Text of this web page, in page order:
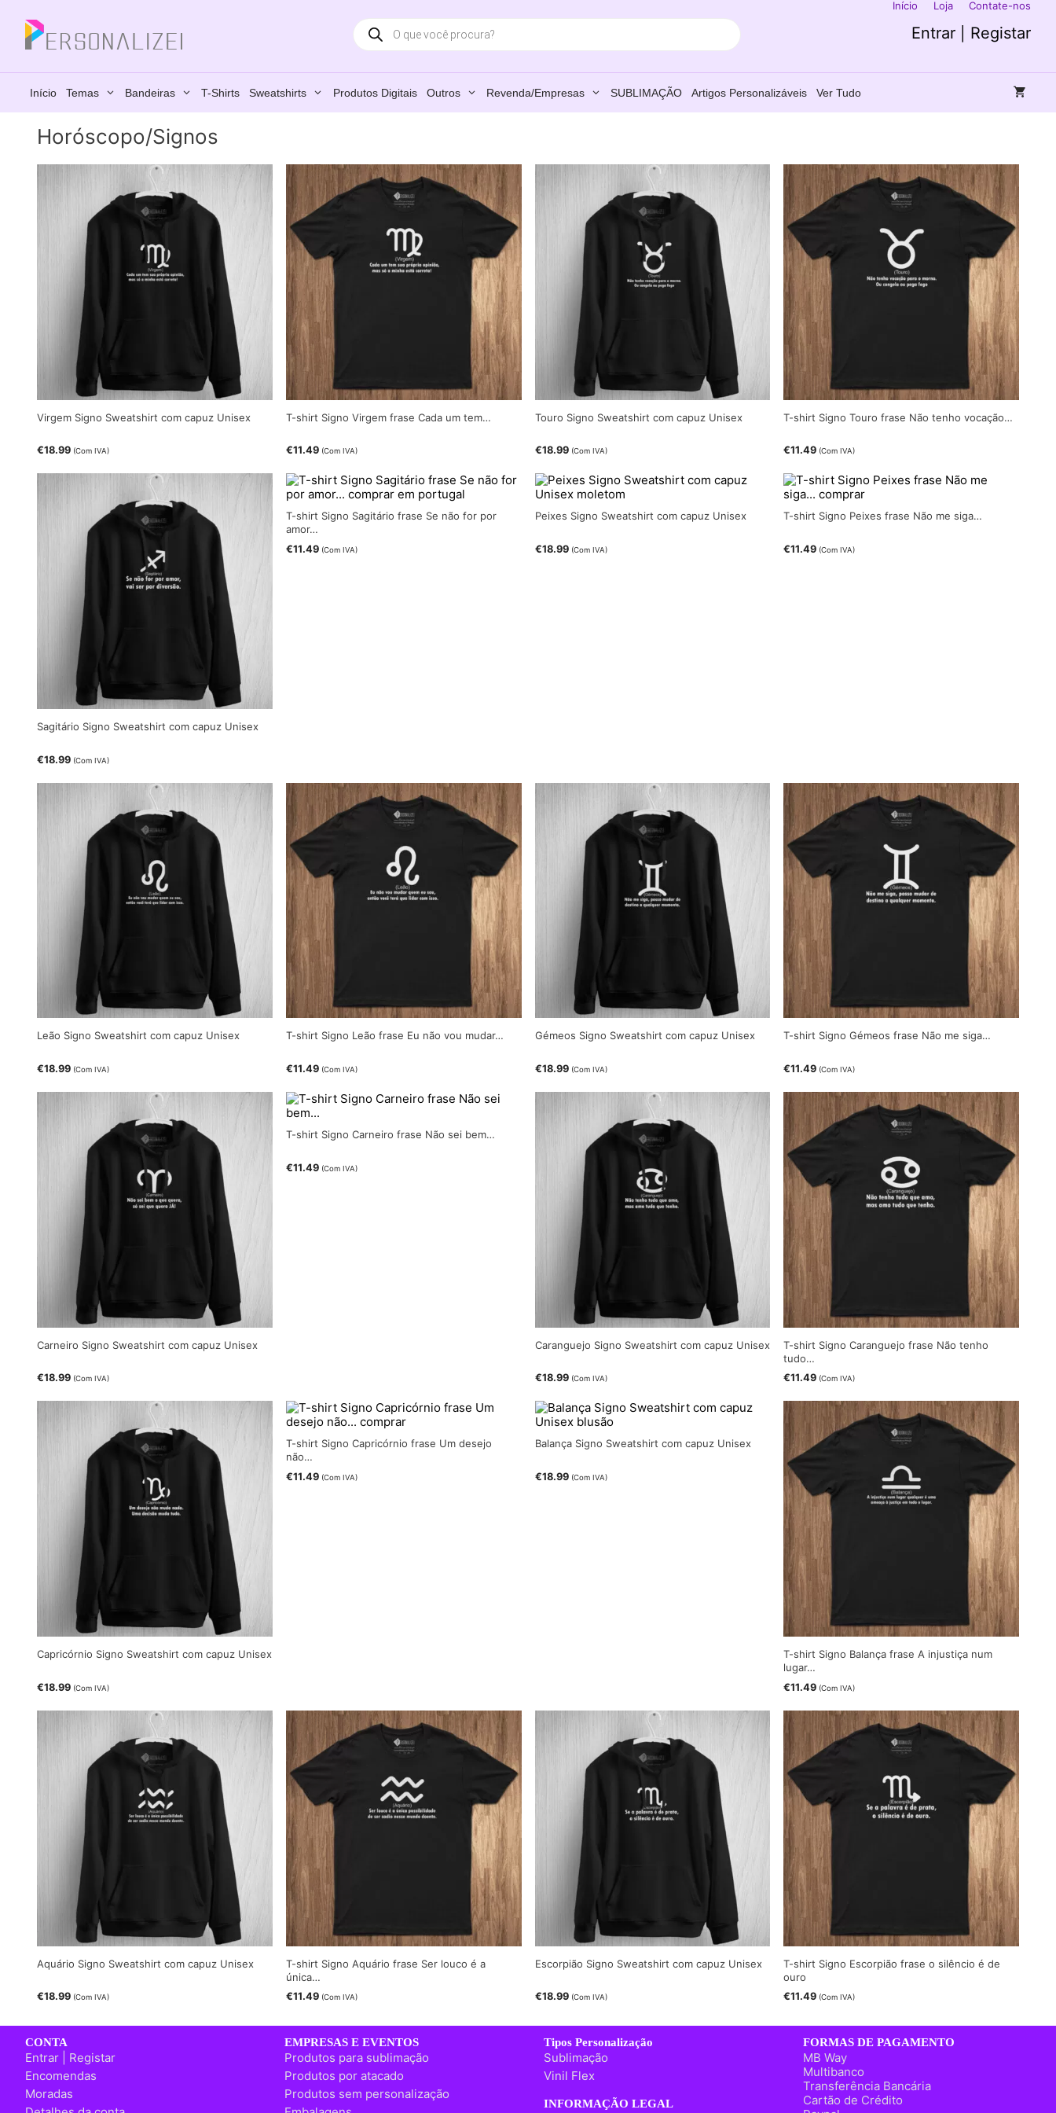
conteúdo
Início Loja Contate-nos
Entrar | Registar
Products
search
Início Temas Bandeiras T-Shirts Sweatshirts Produtos Digitais Outros Revenda/Empresas SUBLIMAÇÃO Artigos Personalizáveis Ver Tudo
Horóscopo/Signos
Virgem Signo Sweatshirt com capuz Unisex
€18.99 (Com IVA)
T-shirt Signo Virgem frase Cada um tem…
€11.49 (Com IVA)
Touro Signo Sweatshirt com capuz Unisex
€18.99 (Com IVA)
T-shirt Signo Touro frase Não tenho vocação…
€11.49 (Com IVA)
Sagitário Signo Sweatshirt com capuz Unisex
€18.99 (Com IVA)
T-shirt Signo Sagitário frase Se não for por
amor…
€11.49 (Com IVA)
Peixes Signo Sweatshirt com capuz Unisex
€18.99 (Com IVA)
T-shirt Signo Peixes frase Não me siga…
€11.49 (Com IVA)
Leão Signo Sweatshirt com capuz Unisex
€18.99 (Com IVA)
T-shirt Signo Leão frase Eu não vou mudar…
€11.49 (Com IVA)
Gémeos Signo Sweatshirt com capuz Unisex
€18.99 (Com IVA)
T-shirt Signo Gémeos frase Não me siga…
€11.49 (Com IVA)
Carneiro Signo Sweatshirt com capuz Unisex
€18.99 (Com IVA)
T-shirt Signo Carneiro frase Não sei bem…
€11.49 (Com IVA)
Caranguejo Signo Sweatshirt com capuz Unisex
€18.99 (Com IVA)
T-shirt Signo Caranguejo frase Não tenho
tudo…
€11.49 (Com IVA)
Capricórnio Signo Sweatshirt com capuz Unisex
€18.99 (Com IVA)
T-shirt Signo Capricórnio frase Um desejo
não…
€11.49 (Com IVA)
Balança Signo Sweatshirt com capuz Unisex
€18.99 (Com IVA)
T-shirt Signo Balança frase A injustiça num
lugar…
€11.49 (Com IVA)
Aquário Signo Sweatshirt com capuz Unisex
€18.99 (Com IVA)
T-shirt Signo Aquário frase Ser louco é a
única…
€11.49 (Com IVA)
Escorpião Signo Sweatshirt com capuz Unisex
€18.99 (Com IVA)
T-shirt Signo Escorpião frase o silêncio é de
ouro
€11.49 (Com IVA)
CONTA
Entrar | Registar
Encomendas
Moradas
EMPRESAS E EVENTOS
Produtos para sublimação
Produtos por atacado
Produtos sem personalização
Tipos Personalização
Sublimação
Vinil Flex
INFORMAÇÃO LEGAL
FORMAS DE PAGAMENTO
MB Way
Multibanco
Transferência Bancária
Cartão de Crédito